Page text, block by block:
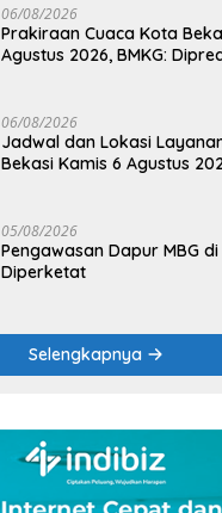
06/08/2026
Prakiraan Cuaca Kota
Agustus 2026, BMKG:
06/08/2026
Jadwal dan Lokasi
Bekasi Kamis 6 Agustus
05/08/2026
Pengawasan Dapur MBG
Diperketat
Selengkapnya